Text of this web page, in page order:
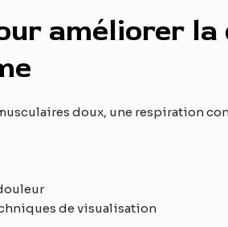
améliorer
doux, une respiration
de visualisation